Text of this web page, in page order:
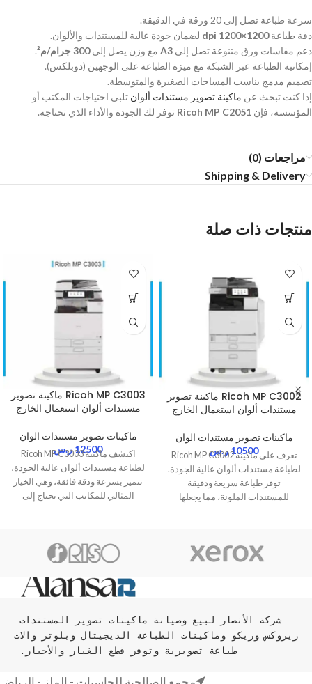
سرعة طباعة تصل إلى 20 ورقة في الدقيقة.
دقة طباعة1200×1200 dpi
لضمان جودة عالية للمستندات والألوان.
دعم مقاسات ورق متنوعة تصل إلى A3 مع وزن يصل إلى300 جرام/م²
.
إمكانية الطباعة عبر الشبكة مع ميزة الطباعة على الوجهين (دوبلكس).
تصميم مدمج يناسب المساحات الصغيرة والمتوسطة.
إذا كنت تبحث عن ماكينة تصوير مستندات ألوان تلبي احتياجات المكتب أو
المؤسسة، فإن Ricoh MP C2051 توفر لك الجودة والأداء الذي تحتاجه.
مراجعات (0)
Shipping & Delivery
منتجات ذات صلة
Ricoh MP C3002 ماكينة تصوير
مستندات ألوان استعمال الخارج
ماكينات تصوير مستندات الوان
10500ر.س
تعرف على ماكينة Ricoh MP C3002
لطباعة مستندات ألوان عالية الجودة.
توفر طباعة سريعة ودقيقة
للمستندات الملونة، مما يجعلها
Ricoh MP C3003 ماكينة تصوير
مستندات ألوان استعمال الخارج
ماكينات تصوير مستندات الوان
12500ر.س
اكتشف ماكينة Ricoh MP C3003
لطباعة مستندات ألوان عالية الجودة،
تتميز بسرعة ودقة فائقة، وهي الخيار
المثالي للمكاتب التي تحتاج إلى
طباعة تصويرية وتوفر قطع الغيار والأحبار.